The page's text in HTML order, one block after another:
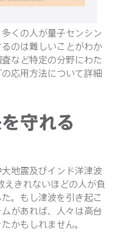
くの人が量子センシン
のは難しいことがわか
など特定の分野にわた
応用方法について詳細
守れる
地震及びインド洋津波
きれないほどの人が負
。もし津波を引き起こ
があれば、人々は高台
かもしれません。